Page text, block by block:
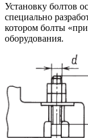
Установку болтов
специально
котором болты
оборудования.